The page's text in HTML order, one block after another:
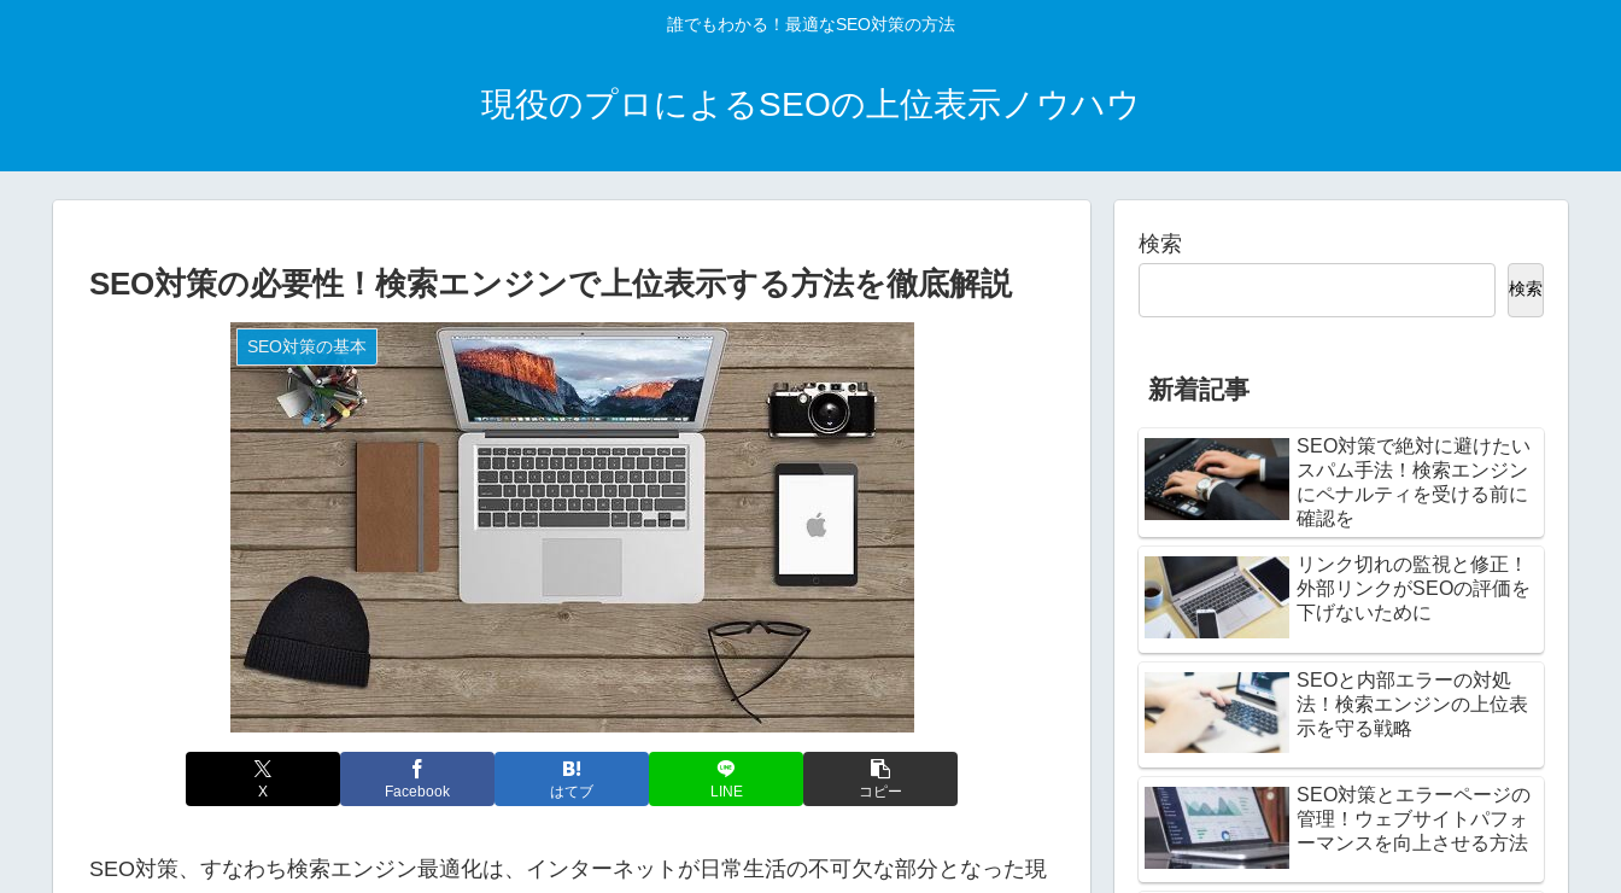
誰でもわかる！最適なSEO対策の方法
現役のプロによるSEOの上位表示ノウハウ
SEO対策の必要性！検索エンジンで上位表示する方法を徹底解説
SEO対策の基本
X Facebook はてブ LINE コピー
SEO対策、すなわち検索エンジン最適化は、インターネットが日常生活の不可欠な部分となった現
検索
検索
新着記事
SEO対策で絶対に避けたい
スパム手法！検索エンジン
にペナルティを受ける前に
確認を
リンク切れの監視と修正！
外部リンクがSEOの評価を
下げないために
SEOと内部エラーの対処
法！検索エンジンの上位表
示を守る戦略
SEO対策とエラーページの
管理！ウェブサイトパフォ
ーマンスを向上させる方法